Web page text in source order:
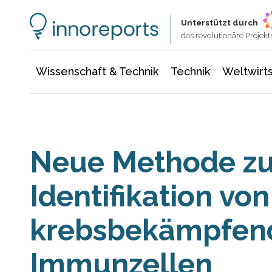
Unterstützt durch
das revolutionäre
Wissenschaft & Technik Technik
Neue Methode
Identifikation von
Immunzellen